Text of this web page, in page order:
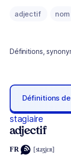
adjectif nom
Définitions,
Définitions de
stagiaire
adjectif
FR [staʒjɛʀ]